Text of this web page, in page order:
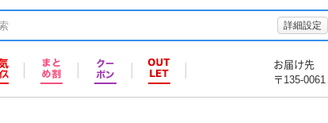
詳細設定
お届け先
〒135-0061